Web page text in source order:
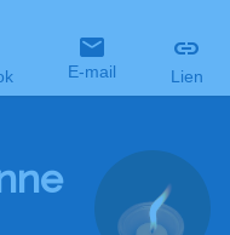
E-mail Lien